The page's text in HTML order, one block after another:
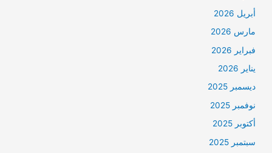
أبريل 2026
مارس 2026
فبراير 2026
يناير 2026
ديسمبر 2025
نوفمبر 2025
أكتوبر 2025
سبتمبر 2025